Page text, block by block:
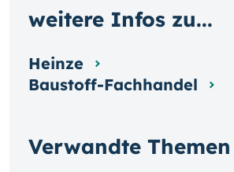
Verwandte Themen
weitere Infos zu...
Heinze
Baustoff-Fachhandel